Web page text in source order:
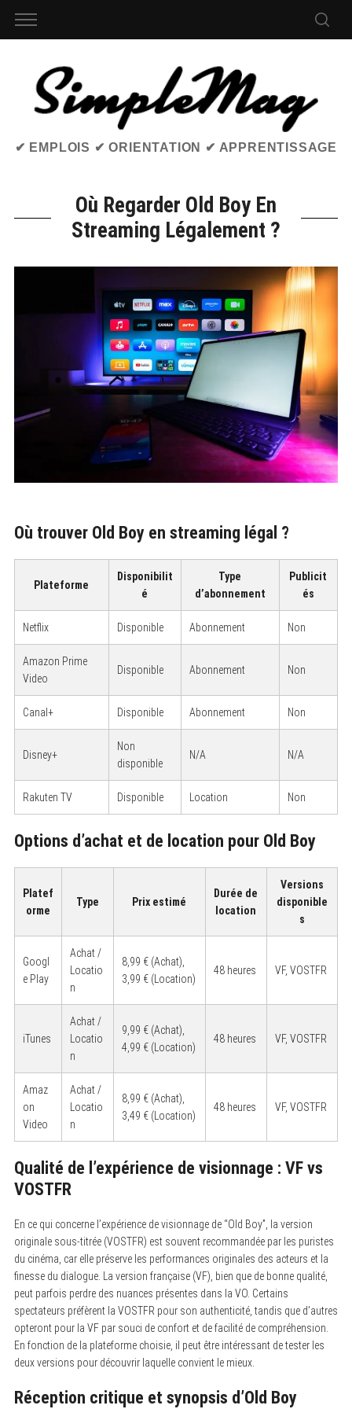
✔ EMPLOIS ✔ ORIENTATION ✔ APPRENTISSAGE
Où Regarder Old Boy En
Streaming Légalement ?
Où trouver Old Boy en streaming légal ?
Plateforme
Disponibilit
é
Type
d’abonnement
Publicit
és
Netflix Disponible Abonnement Non
Amazon Prime
Video
Disponible Abonnement Non
Canal+ Disponible Abonnement Non
Disney+
Non
disponible
N/A N/A
Rakuten TV Disponible Location Non
Options d’achat et de location pour Old Boy
Platef
orme
Type Prix estimé
Durée de
location
Versions
disponible
s
Googl
e Play
Achat /
Locatio
n
8,99 € (Achat),
3,99 € (Location)
48 heures VF, VOSTFR
iTunes
Achat /
Locatio
n
9,99 € (Achat),
4,99 € (Location)
48 heures VF, VOSTFR
Amaz
on
Video
Achat /
Locatio
n
8,99 € (Achat),
3,49 € (Location)
48 heures VF, VOSTFR
Qualité de l’expérience de visionnage : VF vs
VOSTFR
En ce qui concerne l’expérience de visionnage de “Old Boy”, la version
originale sous-titrée (VOSTFR) est souvent recommandée par les puristes
du cinéma, car elle préserve les performances originales des acteurs et la
finesse du dialogue. La version française (VF), bien que de bonne qualité,
peut parfois perdre des nuances présentes dans la VO. Certains
spectateurs préfèrent la VOSTFR pour son authenticité, tandis que d’autres
opteront pour la VF par souci de confort et de facilité de compréhension.
En fonction de la plateforme choisie, il peut être intéressant de tester les
deux versions pour découvrir laquelle convient le mieux.
Réception critique et synopsis d’Old Boy
S
a
c
h